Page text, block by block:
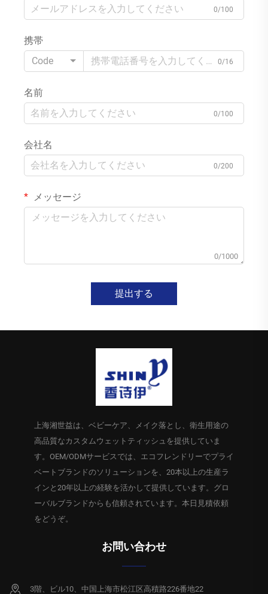
0/100
携帯
Code
0/16
名前
0/100
会社名
0/200
メッセージ
0/1000
提出する
上海湘世益は、ベビーケア、メイク落とし、衛生用途の
高品質なカスタムウェットティッシュを提供していま
す。OEM/ODMサービスでは、エコフレンドリーでプライ
ベートブランドのソリューションを、20本以上の生産ラ
インと20年以上の経験を活かして提供しています。グロ
ーバルブランドからも信頼されています。本日見積依頼
をどうぞ。
お問い合わせ
3階、ビル10、中国上海市松江区高積路226番地22